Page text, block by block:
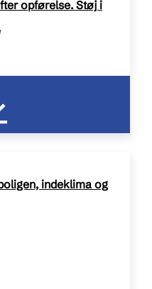
opførelse. Støj i
indeklima og